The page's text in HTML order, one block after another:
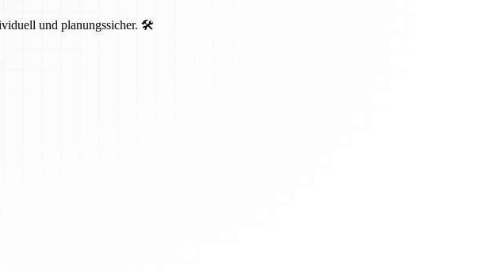
und planungssicher. 🛠️